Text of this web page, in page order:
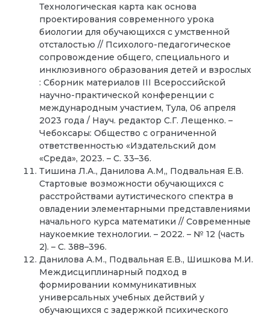
Технологическая карта как основа
проектирования современного урока
биологии для обучающихся с умственной
отсталостью // Психолого-педагогическое
сопровождение общего, специального и
инклюзивного образования детей и взрослых
: Сборник материалов III Всероссийской
научно-практической конференции с
международным участием, Тула, 06 апреля
2023 года / Науч. редактор С.Г. Лещенко. –
Чебоксары: Общество с ограниченной
ответственностью «Издательский дом
«Среда», 2023. – С. 33–36.
Тишина Л.А., Данилова А.М,, Подвальная Е.В.
Стартовые возможности обучающихся с
расстройствами аутистического спектра в
овладении элементарными представлениями
начального курса математики // Современные
наукоемкие технологии. – 2022. – № 12 (часть
2). – С. 388–396.
Данилова А.М., Подвальная Е.В., Шишкова М.И.
Междисциплинарный подход в
формировании коммуникативных
универсальных учебных действий у
обучающихся с задержкой психического